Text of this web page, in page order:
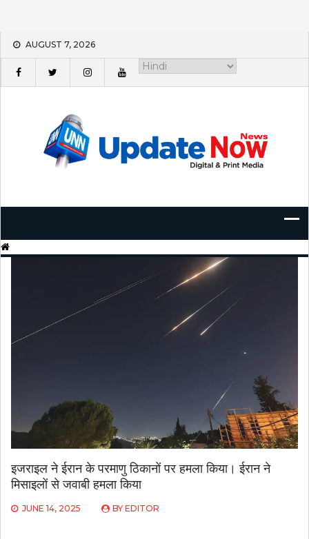
Skip
content
AUGUST 7, 2026
इजराइल ने ईरान के परमाणु ठिकानों पर हमला किया। ईरान ने
मिसाइलों से जवाबी हमला किया
JUNE 14, 2025 BY EDITOR